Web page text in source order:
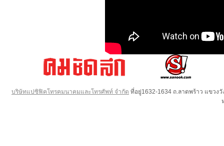
บริษัทแปซิฟิคโทรคมนาคมและโทรศัพท์ จำกัด ที่อยู่1632-1634 ถ.ลาดพร้าว แขวง